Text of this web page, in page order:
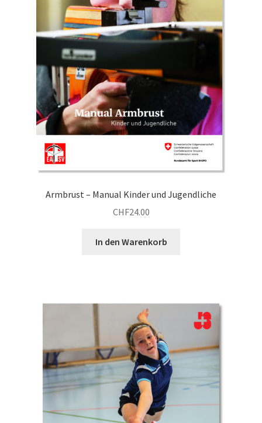
Armbrust – Manual Kinder und Jugendliche
CHF24.00
In den Warenkorb